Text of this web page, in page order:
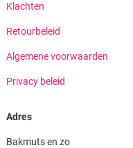
Klachten
Retourbeleid
Algemene voorwaarden
Privacy beleid
Adres
Bakmuts en zo